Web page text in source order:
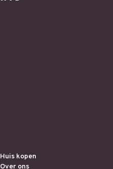
Huis kopen
Over ons